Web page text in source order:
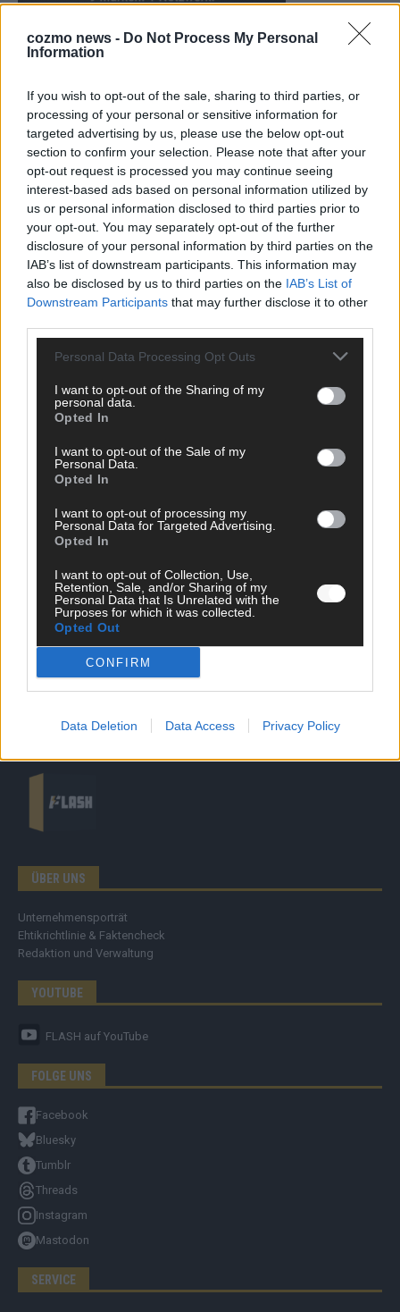
cozmo news - Do Not Process My Personal
Information
If you wish to opt-out of the sale, sharing to third parties, or
processing of your personal or sensitive information for
targeted advertising by us, please use the below opt-out
section to confirm your selection. Please note that after your
opt-out request is processed you may continue seeing
interest-based ads based on personal information utilized by
us or personal information disclosed to third parties prior to
your opt-out. You may separately opt-out of the further
disclosure of your personal information by third parties on the
IAB’s list of downstream participants. This information may
also be disclosed by us to third parties on the IAB’s List of
Downstream Participants that may further disclose it to other
Personal Data Processing Opt Outs
I want to opt-out of the Sharing of my
personal data.
Opted In
I want to opt-out of the Sale of my
Personal Data.
Opted In
I want to opt-out of processing my
Personal Data for Targeted Advertising.
Opted In
I want to opt-out of Collection, Use,
Retention, Sale, and/or Sharing of my
Personal Data that Is Unrelated with the
Purposes for which it was collected.
Opted Out
CONFIRM
Data Deletion Data Access Privacy Policy
ANZEIGE
SCHNELL ZUM RESSORT
Nachrichten
Wirtschaft
Ratgeber
Wissen
Kommentar
Streams & Storys
Eurovision
FLASH – DAS VIDEOPORTAL
ÜBER UNS
Unternehmensporträt
Ehtikrichtlinie & Faktencheck
Redaktion und Verwaltung
YOUTUBE
FLASH auf YouTube
FOLGE UNS
Facebook
Bluesky
Tumblr
Threads
Instagram
Mastodon
SERVICE